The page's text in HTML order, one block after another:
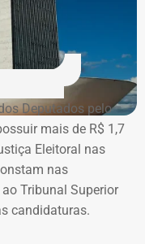
de refino na sua
era feita de
do
de
só deveria pagar o
consumidor final,
a investigação.
Guedes, do portal
Deputados pelo
mais de R$ 1,7
Eleitoral nas
nas
Tribunal Superior
candidaturas.